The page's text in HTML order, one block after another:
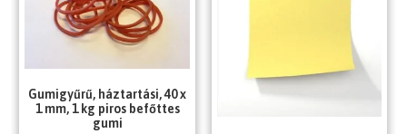
Gumigyűrű, háztartási, 40 x
1 mm, 1 kg piros befőttes
gumi